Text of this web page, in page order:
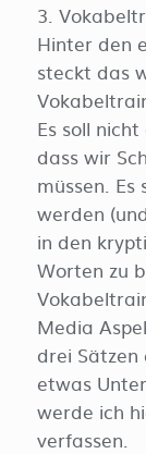
3.
Hinter den
steckt das
Es soll
dass wir
müssen. Es
werden
in den
Worten zu
Media
drei
etwas
werde ich
verfassen.